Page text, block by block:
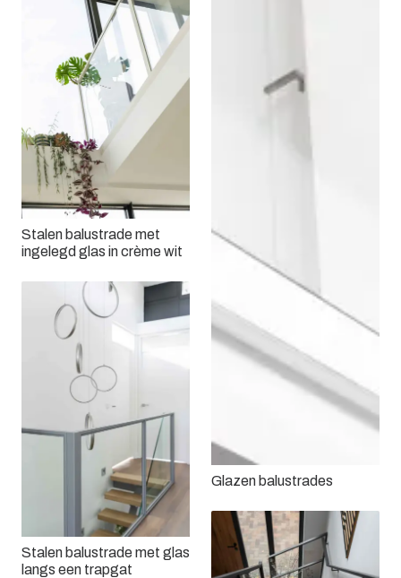
Stalen balustrade met
ingelegd glas in crème wit
Stalen balustrade met glas
langs een trapgat
Glazen balustrades